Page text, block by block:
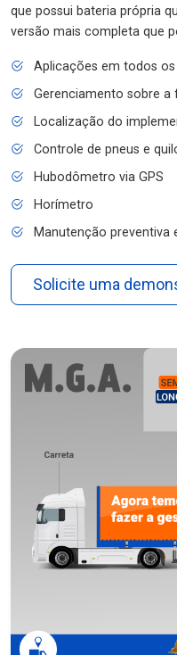
que possui bateria própria
versão mais completa que
Aplicações em todos
Gerenciamento sobre a
Localização do
Controle de pneus e
Hubodômetro via GPS
Horímetro
Manutenção preventiva
Solicite uma